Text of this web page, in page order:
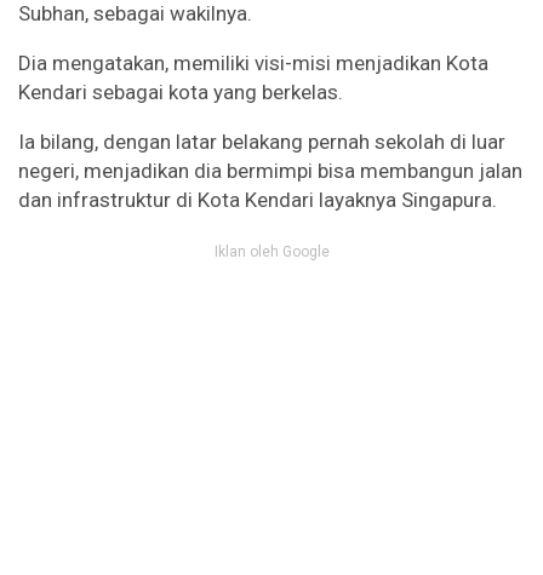
Subhan, sebagai wakilnya.
Dia mengatakan, memiliki visi-misi menjadikan Kota
Kendari sebagai kota yang berkelas.
Ia bilang, dengan latar belakang pernah sekolah di luar
negeri, menjadikan dia bermimpi bisa membangun jalan
dan infrastruktur di Kota Kendari layaknya Singapura.
Iklan oleh Google